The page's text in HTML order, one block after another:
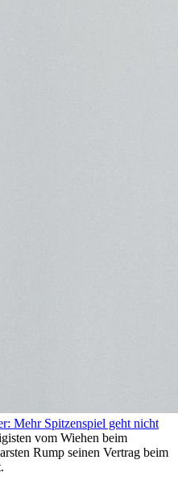
Mehr Spitzenspiel geht nicht
vom Wiehen beim
Rump seinen Vertrag beim